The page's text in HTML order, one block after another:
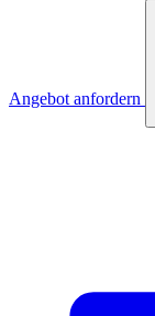
Angebot anfordern